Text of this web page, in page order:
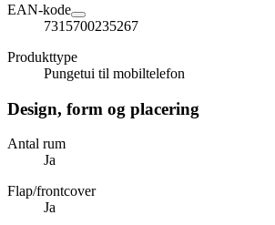
EAN-kode
7315700235267
Produkttype
Pungetui til mobiltelefon
Design, form og placering
Antal rum
Ja
Flap/frontcover
Ja